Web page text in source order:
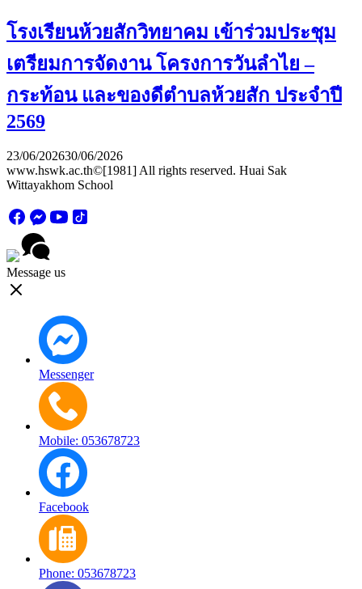
โรงเรียนห้วยสักวิทยาคม เข้าร่วมประชุม
เตรียมการจัดงาน โครงการวันลำไย –
กระท้อน และของดีตำบลห้วยสัก ประจำปี
2569
23/06/202630/06/2026
www.hswk.ac.th©[1981] All rights reserved. Huai Sak
Wittayakhom School
Message us
Messenger
Mobile: 053678723
Facebook
Phone: 053678723